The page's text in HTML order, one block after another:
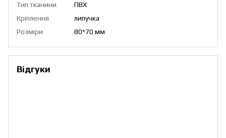
Тип тканини
ПВХ
Кріплення
липучка
Розміри
80*70 мм
Відгуки